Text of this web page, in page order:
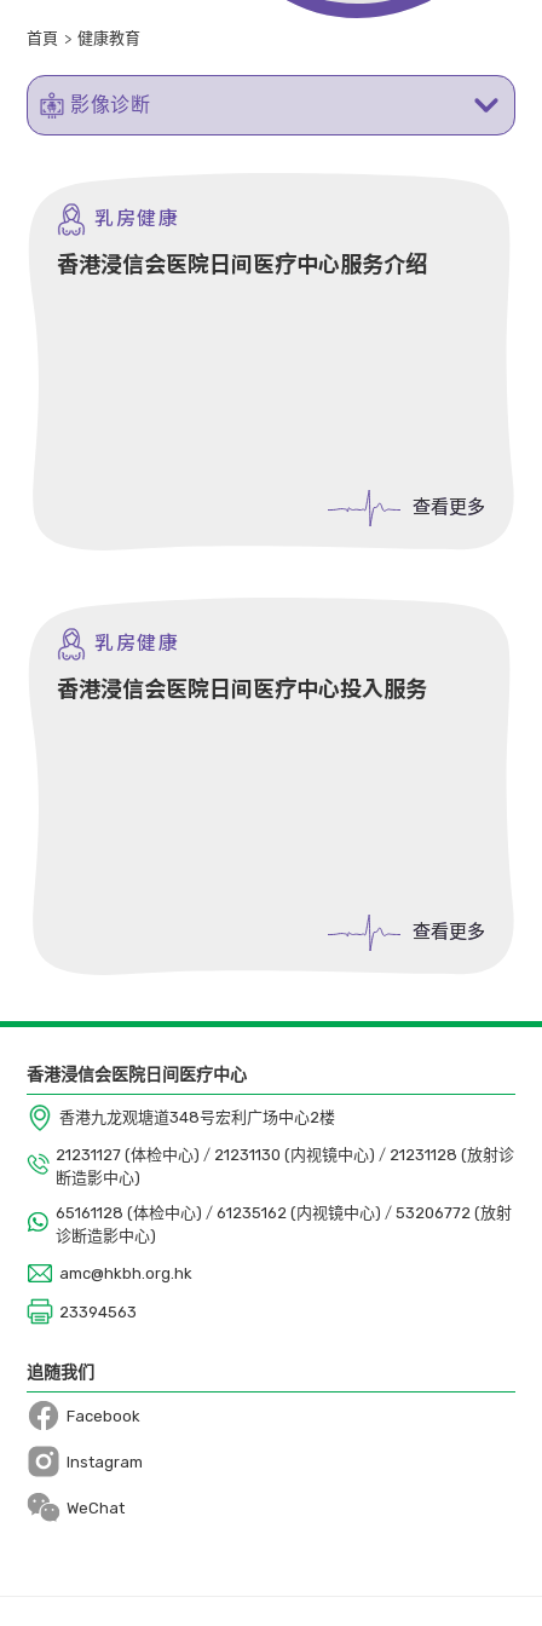
首頁 > 健康教育
影像诊断
乳房健康
香港浸信会医院日间医疗中心服务介绍
查看更多
查看更多
乳房健康
香港浸信会医院日间医疗中心投入服务
查看更多
查看更多
香港浸信会医院日间医疗中心
香港九龙观塘道348号宏利广场中心2楼
21231127 (体检中心) / 21231130 (内视镜中心) / 21231128 (放射诊
断造影中心)
65161128 (体检中心) / 61235162 (内视镜中心) / 53206772 (放射
诊断造影中心)
amc@hkbh.org.hk
23394563
追随我们
Facebook
Instagram
WeChat